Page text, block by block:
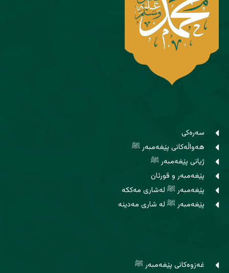
سەرەکی
هەواڵەکانی پێغەمبەر ﷺ
ژیانی پێغەمبەر ﷺ
پێغەمبەر و قورئان
پێغەمبەر ﷺ لەشاری مەککە
پێغەمبەر ﷺ لە شاری مەدینە
غەزوەکانی پێغەمبەر ﷺ